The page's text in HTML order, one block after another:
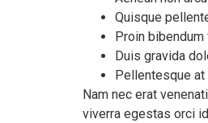
Quisque
Proin
Duis gravida
Pellentesque at
Nam nec erat
viverra egestas orci